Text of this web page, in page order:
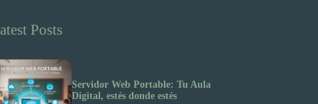
Posts
Servidor Web Portable: Tu Aula
Digital, estés donde estés